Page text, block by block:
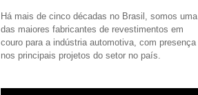
Há mais de cinco décadas no Brasil, somos uma
das maiores fabricantes de revestimentos em
couro para a indústria automotiva, com presença
nos principais projetos do setor no país.